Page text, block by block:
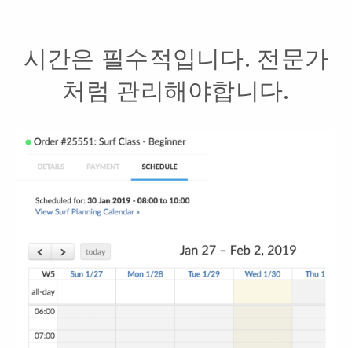
시간은 필수적입니다. 전문가
처럼 관리해야합니다.